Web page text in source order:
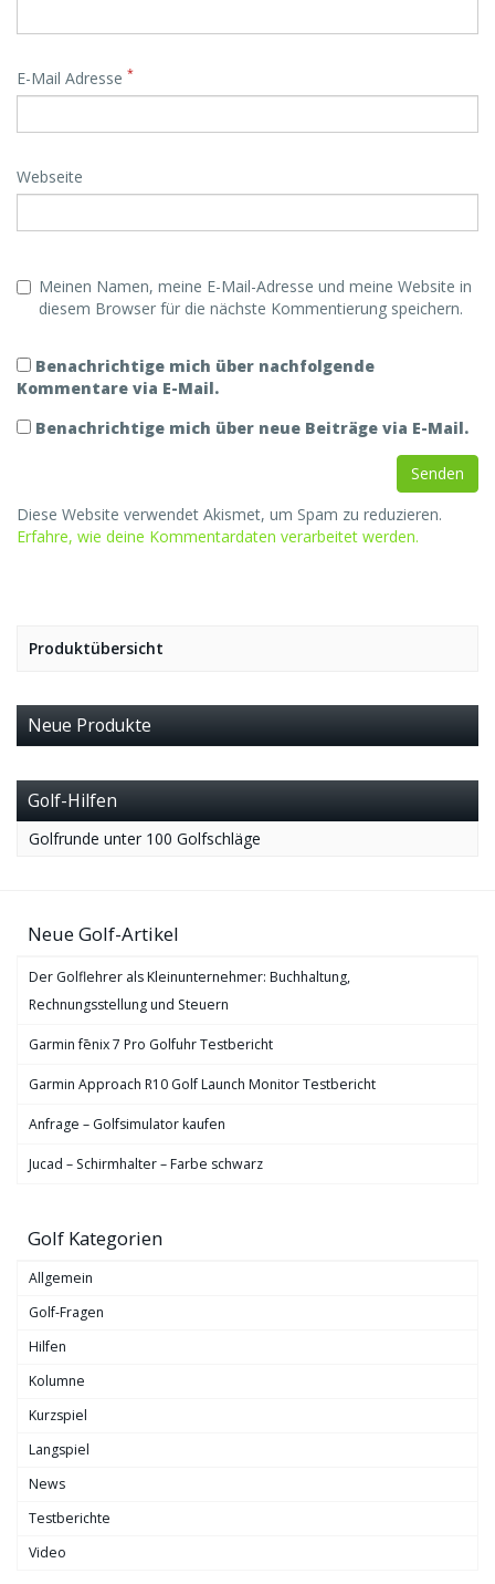
E-Mail Adresse *
Webseite
Meinen Namen, meine E-Mail-Adresse und meine Website in
diesem Browser für die nächste Kommentierung speichern.
Benachrichtige mich über nachfolgende
Kommentare via E-Mail.
Benachrichtige mich über neue Beiträge via E-Mail.
Diese Website verwendet Akismet, um Spam zu reduzieren.
Erfahre, wie deine Kommentardaten verarbeitet werden.
Produktübersicht
Neue Produkte
Golf-Hilfen
Golfrunde unter 100 Golfschläge
Neue Golf-Artikel
Der Golflehrer als Kleinunternehmer: Buchhaltung,
Rechnungsstellung und Steuern
Garmin fēnix 7 Pro Golfuhr Testbericht
Garmin Approach R10 Golf Launch Monitor Testbericht
Anfrage – Golfsimulator kaufen
Jucad – Schirmhalter – Farbe schwarz
Golf Kategorien
Allgemein
Golf-Fragen
Hilfen
Kolumne
Kurzspiel
Langspiel
News
Testberichte
Video